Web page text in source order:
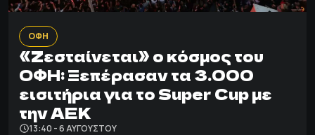
ΟΦΗ
«Ζεσταίνεται» ο κόσμος του
ΟΦΗ: Ξεπέρασαν τα 3.000
εισιτήρια για το Super Cup με
την ΑΕΚ
13:40 - 6 ΑΥΓΟΎΣΤΟΥ